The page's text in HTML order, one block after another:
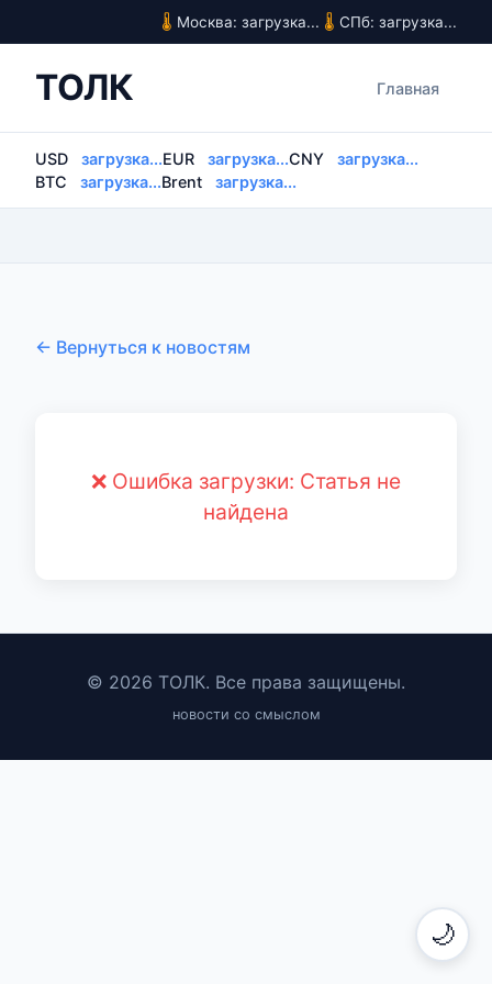
🌙
Москва: загрузка... СПб: загрузка...
ТОЛК Главная
USD загрузка...EUR загрузка...CNY
загрузка...
BTC
загрузка...Brent загрузка...
← Вернуться к новостям
❌ Ошибка загрузки: Статья не
найдена
© 2026 ТОЛК. Все права защищены.
новости со смыслом